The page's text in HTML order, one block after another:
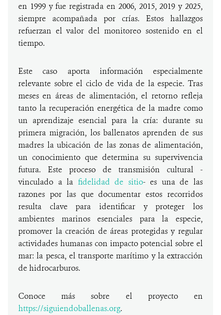
en 1999 y fue registrada en 2006, 2015, 2019 y 2025,
siempre acompañada por crías. Estos hallazgos
refuerzan el valor del monitoreo sostenido en el
tiempo.
Este caso aporta información especialmente
relevante sobre el ciclo de vida de la especie. Tras
meses en áreas de alimentación, el retorno refleja
tanto la recuperación energética de la madre como
un aprendizaje esencial para la cría: durante su
primera migración, los ballenatos aprenden de sus
madres la ubicación de las zonas de alimentación,
un conocimiento que determina su supervivencia
futura. Este proceso de transmisión cultural -
vinculado a la fidelidad de sitio- es una de las
razones por las que documentar estos recorridos
resulta clave para identificar y proteger los
ambientes marinos esenciales para la especie,
promover la creación de áreas protegidas y regular
actividades humanas con impacto potencial sobre el
mar: la pesca, el transporte marítimo y la extracción
de hidrocarburos.
Conoce más sobre el proyecto en
https://siguiendoballenas.org.